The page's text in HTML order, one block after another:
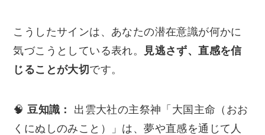
こうしたサインは、あなたの潜在意識が何かに
気づこうとしている表れ。
見逃さず、直感を信
じることが大切です。
🧠豆知識：
出雲大社の主祭神「大国主命（おお
くにぬしのみこと）」は、夢や直感を通じて人